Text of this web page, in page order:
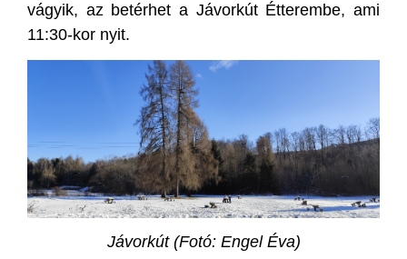
vágyik, az betérhet a Jávorkút Étterembe, ami
11:30-kor nyit.
Jávorkút (Fotó: Engel Éva)